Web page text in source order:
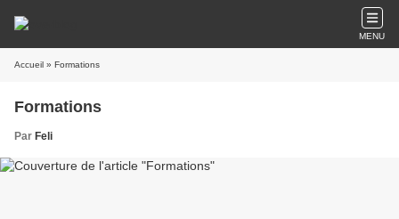
MENU
Accueil » Formations
Formations
Par Feli